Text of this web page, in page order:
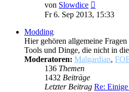
von Slowdice
Beitrag
Fr 6. Sep 2013, 15:33
Modding
Hier gehören allgemeine
Tools und Dinge, die nicht in
Moderatoren: Malgardian,
136 Themen
1432 Beiträge
Letzter Beitrag Re: